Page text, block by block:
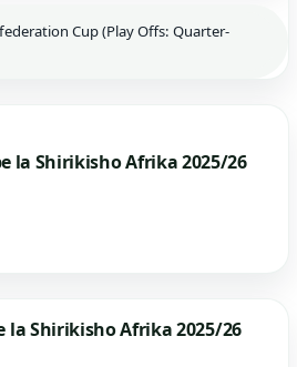
Cup (Play Offs: Quarter-
la Shirikisho Afrika 2025/26
la Shirikisho Afrika 2025/26